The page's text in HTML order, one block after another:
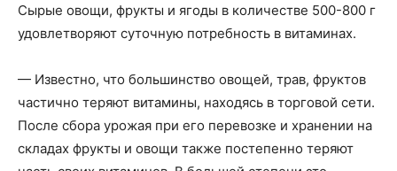
Сырые овощи, фрукты и ягоды в количестве 500-800 г
удовлетворяют суточную потребность в витаминах.
— Известно, что большинство овощей, трав, фруктов
частично теряют витамины, находясь в торговой сети.
После сбора урожая при его перевозке и хранении на
складах фрукты и овощи также постепенно теряют